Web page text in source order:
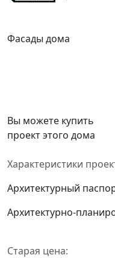
Фасады дома
Вы можете купить
проект этого дома
Характеристики
Архитектурный
Архитектурно-
Старая цена: